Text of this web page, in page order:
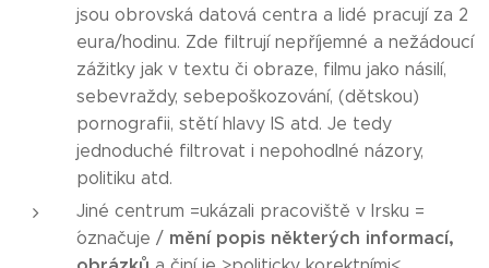
jsou obrovská datová centra a lidé pracují za 2
eura/hodinu. Zde filtrují nepříjemné a nežádoucí
zážitky jak v textu či obraze, filmu jako násilí,
sebevraždy, sebepoškozování, (dětskou)
pornografii, stětí hlavy IS atd. Je tedy
jednoduché filtrovat i nepohodlné názory,
politiku atd.
Jiné centrum =ukázali pracoviště v Irsku =
´označuje / mění popis některých informací,